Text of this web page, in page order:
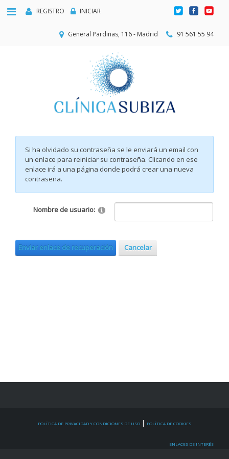
REGISTRO INICIAR
General Pardiñas, 116 - Madrid 91 561 55 94
Si ha olvidado su contraseña se le enviará un email con
un enlace para reiniciar su contraseña. Clicando en ese
enlace irá a una página donde podrá crear una nueva
contraseña.
Nombre de usuario:
Enviar enlace de recuperación Cancelar
POLÍTICA DE PRIVACIDAD Y CONDICIONES DE USO | POLÍTICA DE COOKIES
ENLACES DE INTERÉS